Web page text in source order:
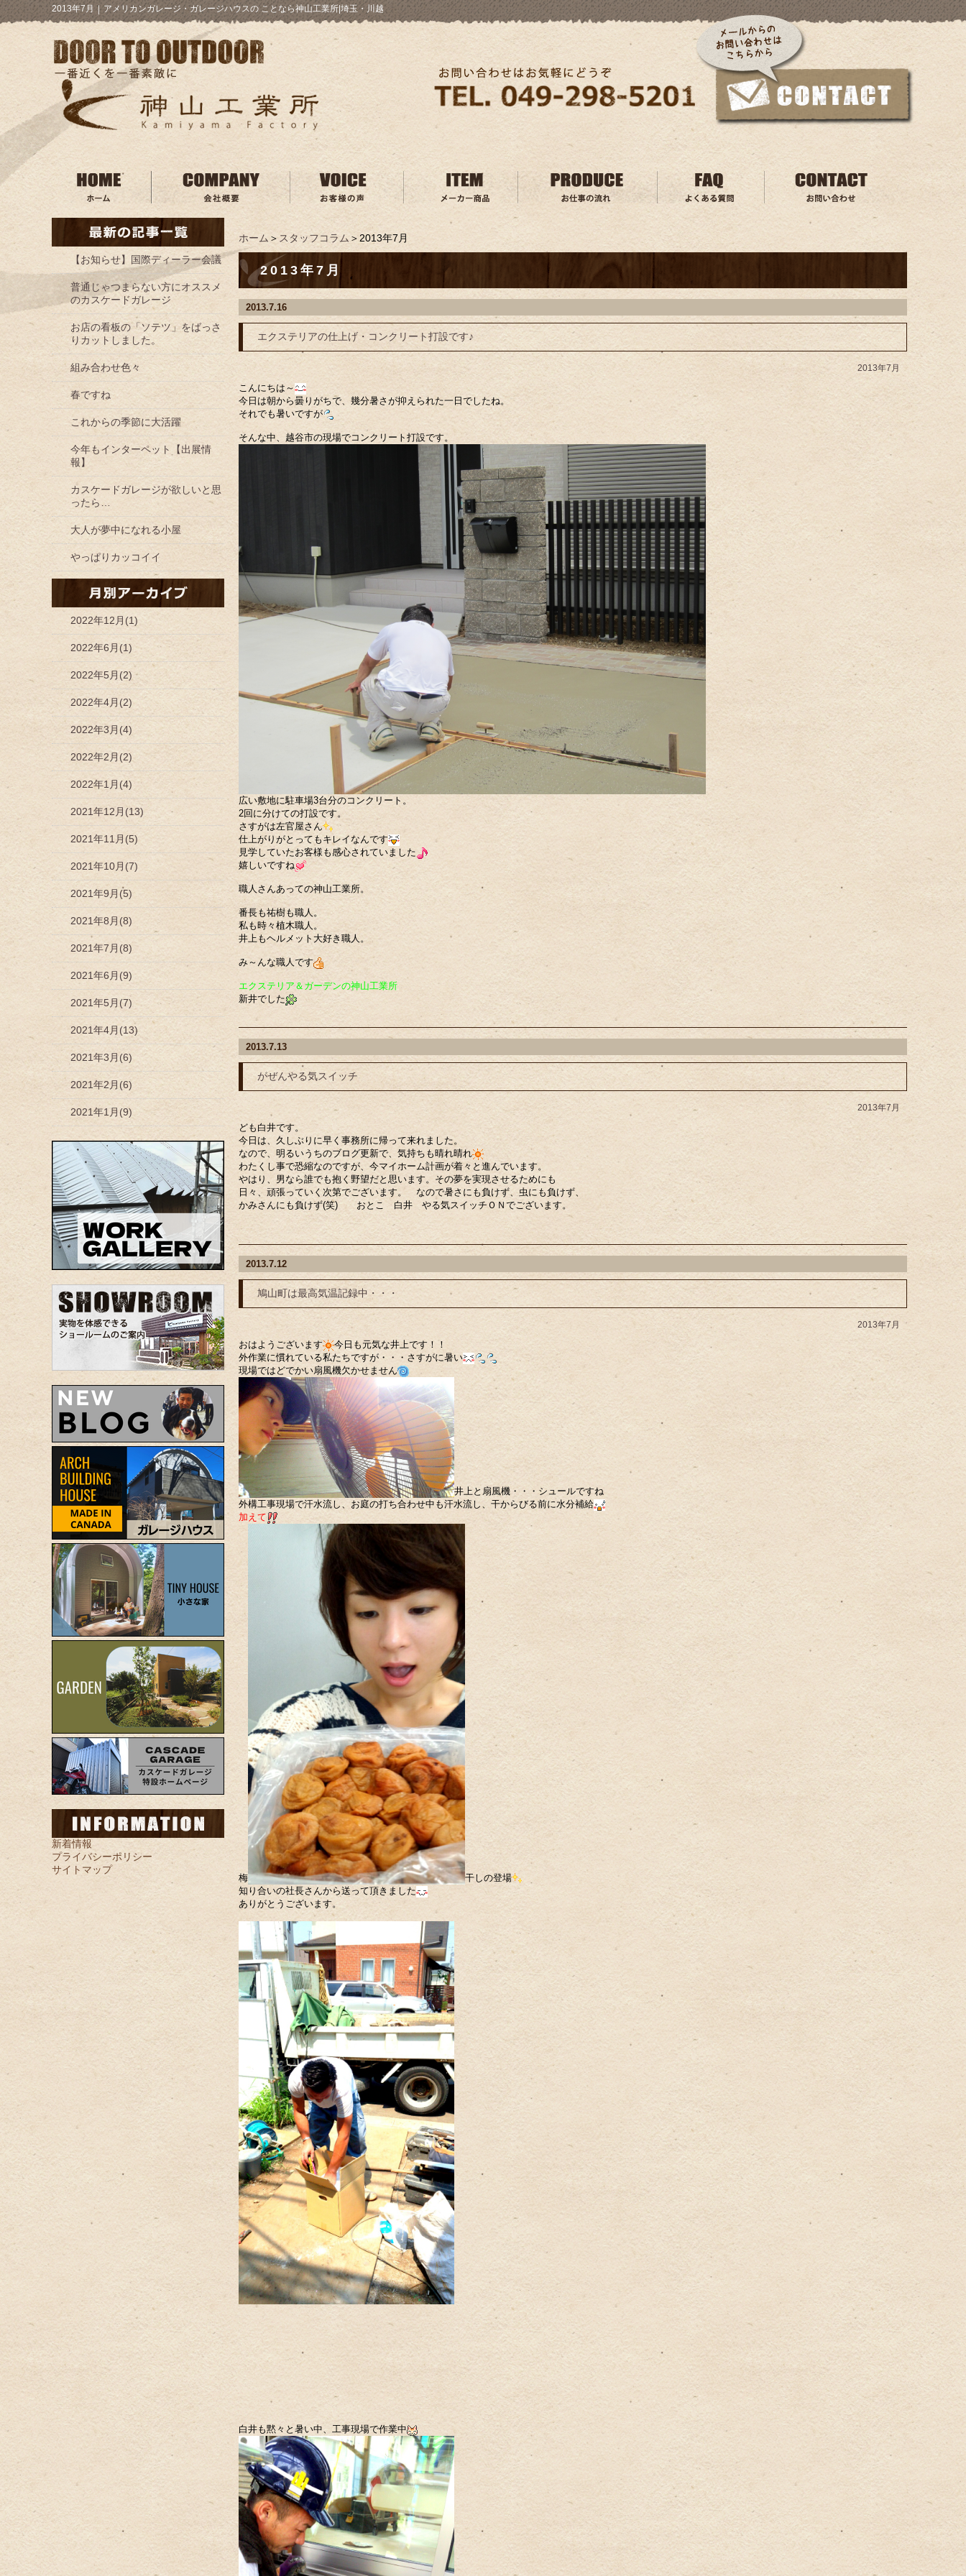
2013年7月 ｜ アメリカンガレージ・ガレージハウスの ことなら神山工業所|埼玉・川越
ホーム ＞スタッフコラム ＞2013年7月
2013年7月
2013.7.16
エクステリアの仕上げ・コンクリート打設です♪
2013年7月
こんにちは～
今日は朝から曇りがちで、幾分暑さが抑えられた一日でしたね。
それでも暑いですが
そんな中、越谷市の現場でコンクリート打設です。
広い敷地に駐車場3台分のコンクリート。
2回に分けての打設です。
さすがは左官屋さん
仕上がりがとってもキレイなんです
見学していたお客様も感心されていました
嬉しいですね
職人さんあっての神山工業所。
番長も祐樹も職人。
私も時々植木職人。
井上もヘルメット大好き職人。
み～んな職人です
エクステリア＆ガーデンの神山工業所
新井でした
2013.7.13
がぜんやる気スイッチ
2013年7月
ども白井です。
今日は、久しぶりに早く事務所に帰って来れました。
なので、明るいうちのブログ更新で、気持ちも晴れ晴れ
わたくし事で恐縮なのですが、今マイホーム計画が着々と進んでいます。
やはり、男なら誰でも抱く野望だと思います。その夢を実現させるためにも
日々、頑張っていく次第でございます。 なので暑さにも負けず、虫にも負けず、
かみさんにも負けず(笑) おとこ 白井 やる気スイッチＯＮでございます。
2013.7.12
鳩山町は最高気温記録中・・・
2013年7月
おはようございます
今日も元気な井上です！！
外作業に慣れている私たちですが・・・さすがに暑い
現場ではどでかい扇風機欠かせません
井上と扇風機・・・シュールですね
外構工事現場で汗水流し、お庭の打ち合わせ中も汗水流し、干からびる前に水分補給
加えて
梅
干しの登場
知り合いの社長さんから送って頂きました
ありがとうございます。
白井も黙々と暑い中、工事現場で作業中
【お知らせ】国際ディーラー会議
普通じゃつまらない方にオススメ
のカスケードガレージ
お店の看板の「ソテツ」をばっさ
りカットしました。
組み合わせ色々
春ですね
これからの季節に大活躍
今年もインターペット【出展情
報】
カスケードガレージが欲しいと思
ったら…
大人が夢中になれる小屋
やっぱりカッコイイ
2022年12月(1)
2022年6月(1)
2022年5月(2)
2022年4月(2)
2022年3月(4)
2022年2月(2)
2022年1月(4)
2021年12月(13)
2021年11月(5)
2021年10月(7)
2021年9月(5)
2021年8月(8)
2021年7月(8)
2021年6月(9)
2021年5月(7)
2021年4月(13)
2021年3月(6)
2021年2月(6)
2021年1月(9)
新着情報
プライバシーポリシー
サイトマップ